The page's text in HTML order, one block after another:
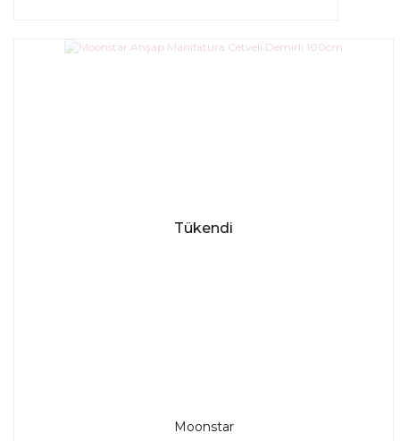
Tükendi
Moonstar